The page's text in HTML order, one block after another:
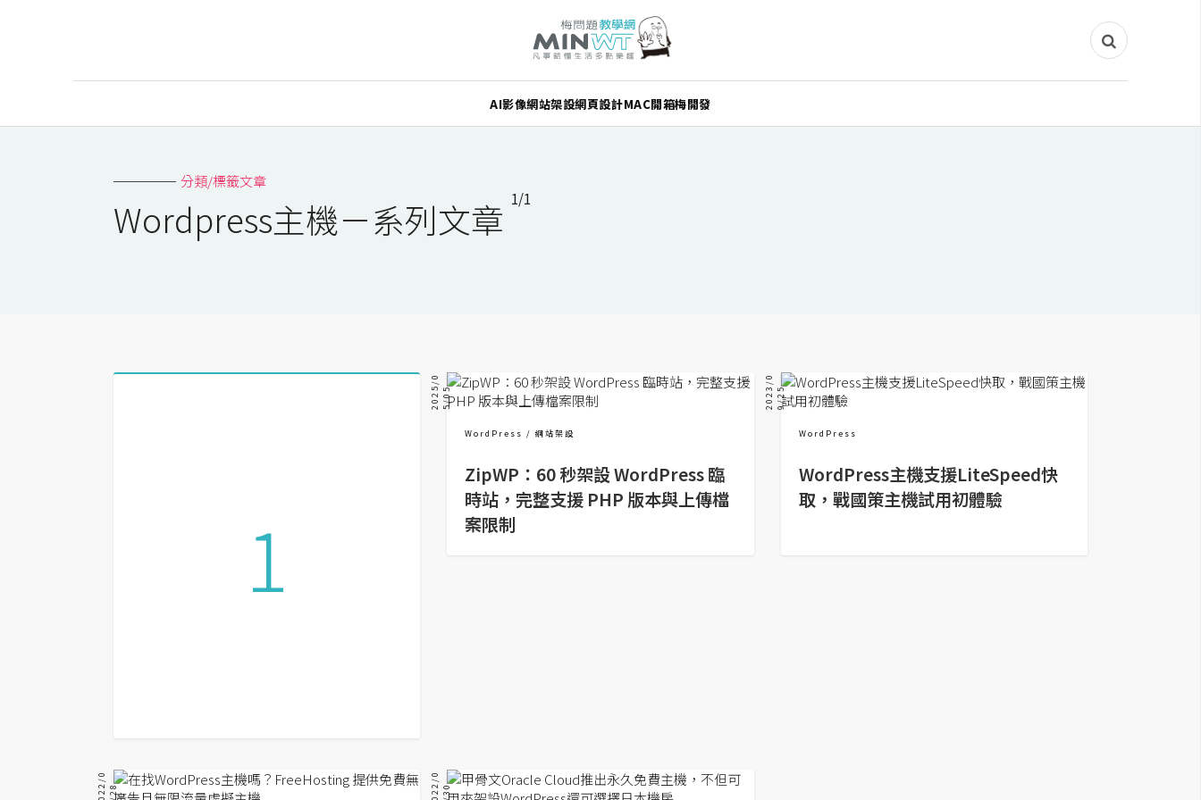
AI
手機攝影
AI影像網站架設網頁設計MAC開箱梅開發
分類/標籤文章
Wordpress主機－系列文章 1/1
1
2
0
25
/
0
5
/
05
WordPress 網站架設
ZipWP：60 秒架設 WordPress 臨
時站，完整支援 PHP 版本與上傳檔
案限制
2
0
23
/
0
9
/
25
WordPress
WordPress主機支援LiteSpeed快
取，戰國策主機試用初體驗
2
0
22
/
0
9
/
28 2
0
22
/
0
5
/
30